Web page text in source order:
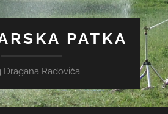
PATKA
Dragana Radovića